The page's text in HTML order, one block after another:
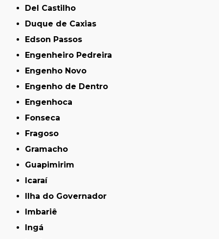
Del Castilho
Duque de Caxias
Edson Passos
Engenheiro Pedreira
Engenho Novo
Engenho de Dentro
Engenhoca
Fonseca
Fragoso
Gramacho
Guapimirim
Icaraí
Ilha do Governador
Imbariê
Ingá